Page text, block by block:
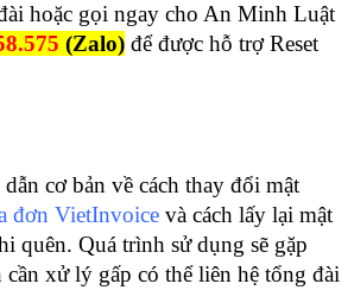
hoặc gọi ngay cho An Minh Luật
(Zalo)để được hỗ trợ Reset
cơ bản về cách thay đổi mật
đơn VietInvoicevà cách lấy lại mật
quên. Quá trình sử dụng sẽ gặp
xử lý gấp có thể liên hệ tổng đài